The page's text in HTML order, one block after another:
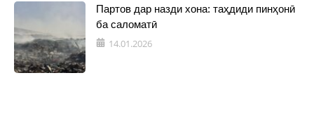
Партов дар назди хона: таҳдиди пинҳонӣ
ба саломатӣ
14.01.2026